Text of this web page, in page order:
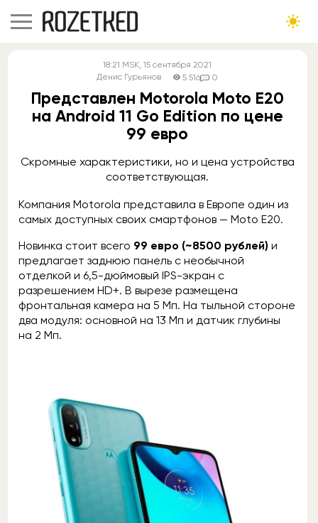
18:21 MSK, 15 сентября 2021
Денис Гурьянов
5 516 0
Представлен Motorola Moto E20
на Android 11 Go Edition по цене
99 евро
Скромные характеристики, но и цена устройства
соответствующая.
Компания Motorola представила в Европе один из
самых доступных своих смартфонов — Moto E20.
Новинка стоит всего 99 евро (~8500 рублей) и
предлагает заднюю панель с необычной
отделкой и 6,5-дюймовый IPS-экран с
разрешением HD+. В вырезе размещена
фронтальная камера на 5 Мп. На тыльной стороне
два модуля: основной на 13 Мп и датчик глубины
на 2 Мп.